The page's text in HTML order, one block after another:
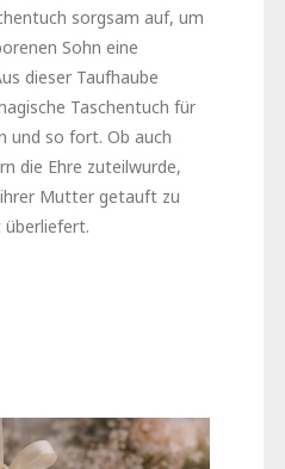
sorgsam auf, um
Sohn eine
dieser Taufhaube
Taschentuch für
und so fort. Ob auch
die Ehre zuteilwurde,
Mutter getauft zu